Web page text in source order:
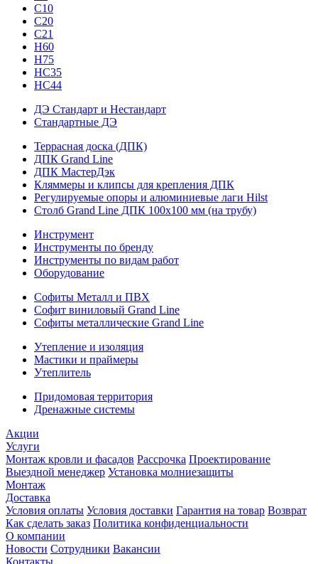
С10
С20
С21
H60
H75
HС35
НС44
ДЭ Стандарт и Нестандарт
Стандартные ДЭ
Террасная доска (ДПК)
ДПК Grand Line
ДПК МастерДэк
Кляммеры и клипсы для крепления ДПК
Регулируемые опоры и алюминиевые лаги Hilst
Столб Grand Line ДПК 100х100 мм (на трубу)
Инструмент
Инструменты по бренду
Инструменты по видам работ
Оборудование
Софиты Металл и ПВХ
Софит виниловый Grand Line
Софиты металлические Grand Line
Утепление и изоляция
Мастики и праймеры
Утеплитель
Придомовая территория
Дренажные системы
Акции
Услуги
Монтаж кровли и фасадов Рассрочка Проектирование
Выездной менеджер Установка молниезащиты
Монтаж
Доставка
Условия оплаты Условия доставки Гарантия на товар Возврат
Как сделать заказ Политика конфиденциальности
О компании
Новости Сотрудники Вакансии
Контакты